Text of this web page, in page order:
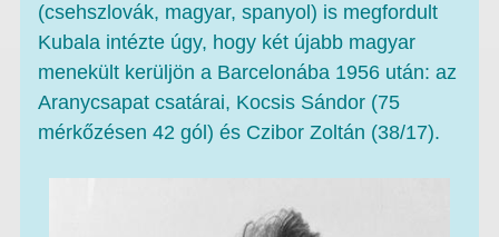
(csehszlovák, magyar, spanyol) is megfordult
Kubala intézte úgy, hogy két újabb magyar
menekült kerüljön a Barcelonába 1956 után: az
Aranycsapat csatárai, Kocsis Sándor (75
mérkőzésen 42 gól) és Czibor Zoltán (38/17).